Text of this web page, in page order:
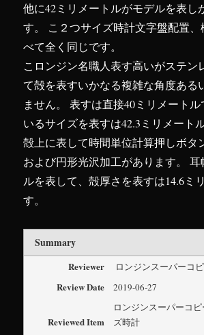
他に42ミリメートルがモデルを表し
す。 こ２つサイズ時計文字盤配置
べて全く同じです。
こロンジン名職人表す高いがステン
て殻を表すいかなる複雑な角度ある
ません。 表すは直接40ミリメート
いるサイズを表すは42.3ミリメート
殻上に表して時間単位計算押しボタ
および円形光沢加工があります。 耳
ルを表して、殻厚さを表すは14.6ミ
す。
Summary
Reviewer ロンジンスーパーコ
Review Date 2019-06-27
Reviewed Item
ロンジンスーパーコ
ズ時計